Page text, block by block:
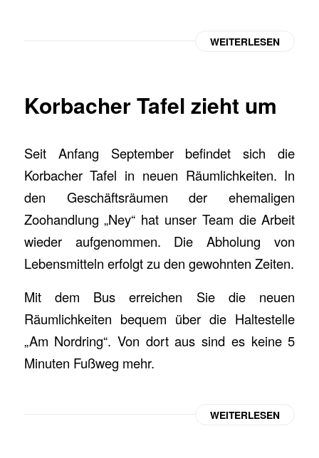
WEITERLESEN
Korbacher Tafel zieht um
Seit Anfang September befindet sich die
Korbacher Tafel in neuen Räumlichkeiten. In
den Geschäftsräumen der ehemaligen
Zoohandlung „Ney“ hat unser Team die Arbeit
wieder aufgenommen. Die Abholung von
Lebensmitteln erfolgt zu den gewohnten Zeiten.
Mit dem Bus erreichen Sie die neuen
Räumlichkeiten bequem über die Haltestelle
„Am Nordring“. Von dort aus sind es keine 5
Minuten Fußweg mehr.
WEITERLESEN